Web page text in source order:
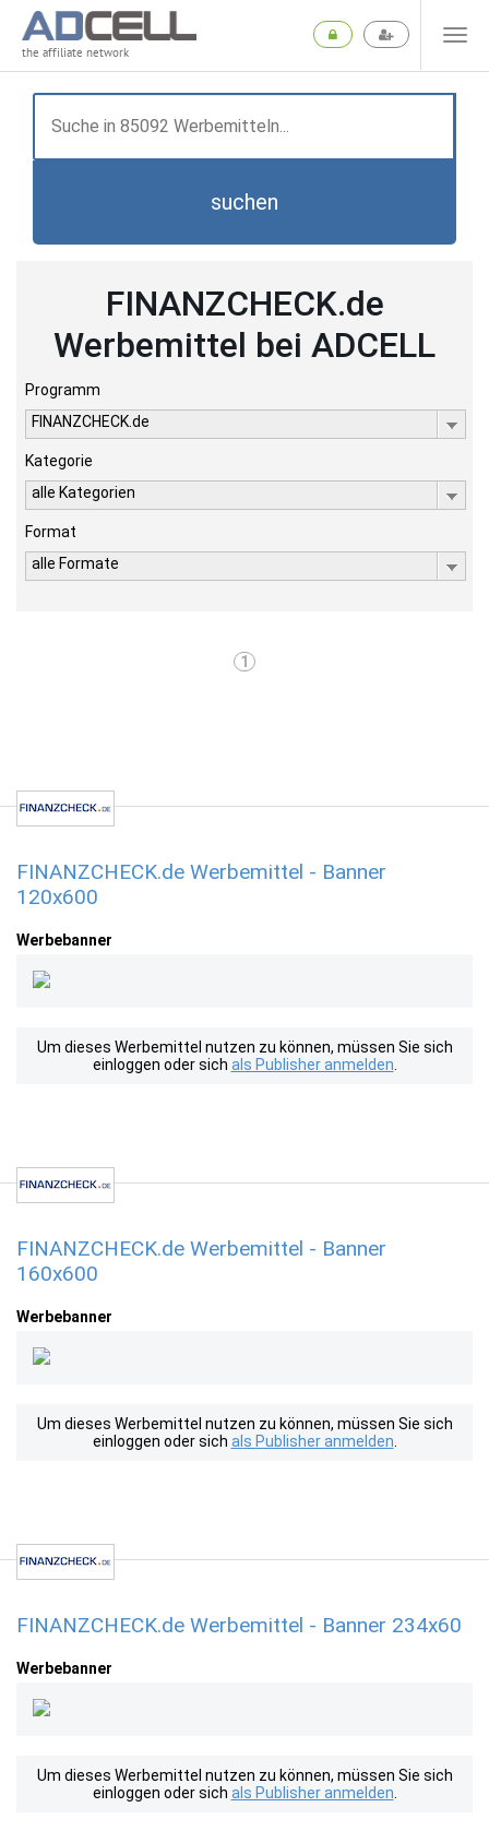
the affiliate network
suchen
FINANZCHECK.de
Werbemittel bei ADCELL
Programm
FINANZCHECK.de
Kategorie
alle Kategorien
Format
alle Formate
1
FINANZCHECK.de Werbemittel - Banner
120x600
Werbebanner
Um dieses Werbemittel nutzen zu können, müssen Sie sich
einloggen oder sich als Publisher anmelden
FINANZCHECK.de Werbemittel - Banner
160x600
Werbebanner
Um dieses Werbemittel nutzen zu können, müssen Sie sich
einloggen oder sich als Publisher anmelden
FINANZCHECK.de Werbemittel - Banner 234x60
Werbebanner
Um dieses Werbemittel nutzen zu können, müssen Sie sich
einloggen oder sich als Publisher anmelden